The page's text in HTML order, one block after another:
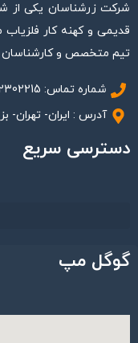
شرکت زرشناسان یکی از
قدیمی و کهنه کار فلزیاب
تیم متخصص و کارشناسان
شماره تماس: 09122302215
آدرس : ایران- تهران-
دسترسی سریع
گوگل مپ